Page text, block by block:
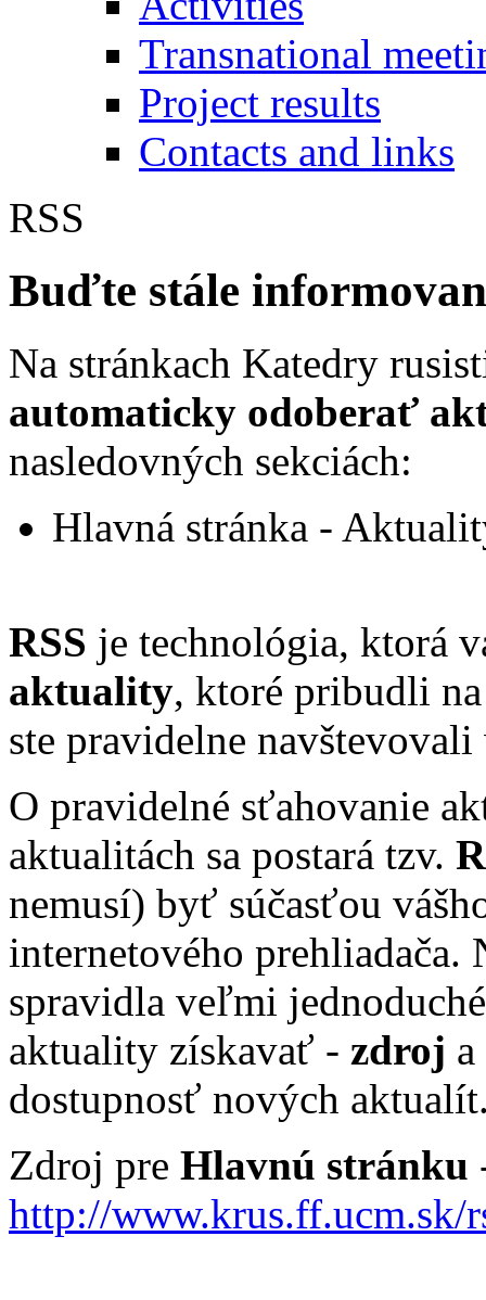
Transnational
Project results
Contacts and links
RSS
Buďte stále
Na stránkach Katedry
automaticky odoberať
nasledovných sekciách:
Hlavná stránka -
RSS je technológia, ktorá
aktuality, ktoré pribudli
ste pravidelne
O pravidelné sťahovanie
aktualitách sa postará tzv.
nemusí) byť súčasťou
internetového
spravidla veľmi
aktuality získavať - zdroj
dostupnosť nových
Zdroj pre Hlavnú stránku
http://www.krus.ff.ucm.sk/